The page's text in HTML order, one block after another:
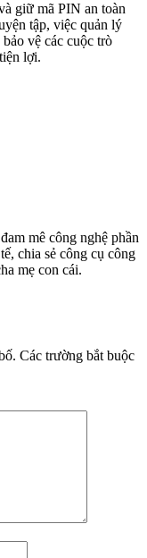
giữ mã PIN an toàn
tập, việc quản lý
vệ các cuộc trò
lợi.
mê công nghệ phần
chia sẻ công cụ công
mẹ con cái.
Các trường bắt buộc